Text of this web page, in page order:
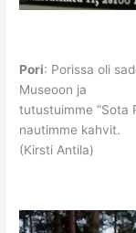
Pori: Porissa oli
Museoon ja
tutustuimme ”Sota
nautimme kahvit.
(Kirsti Antila)